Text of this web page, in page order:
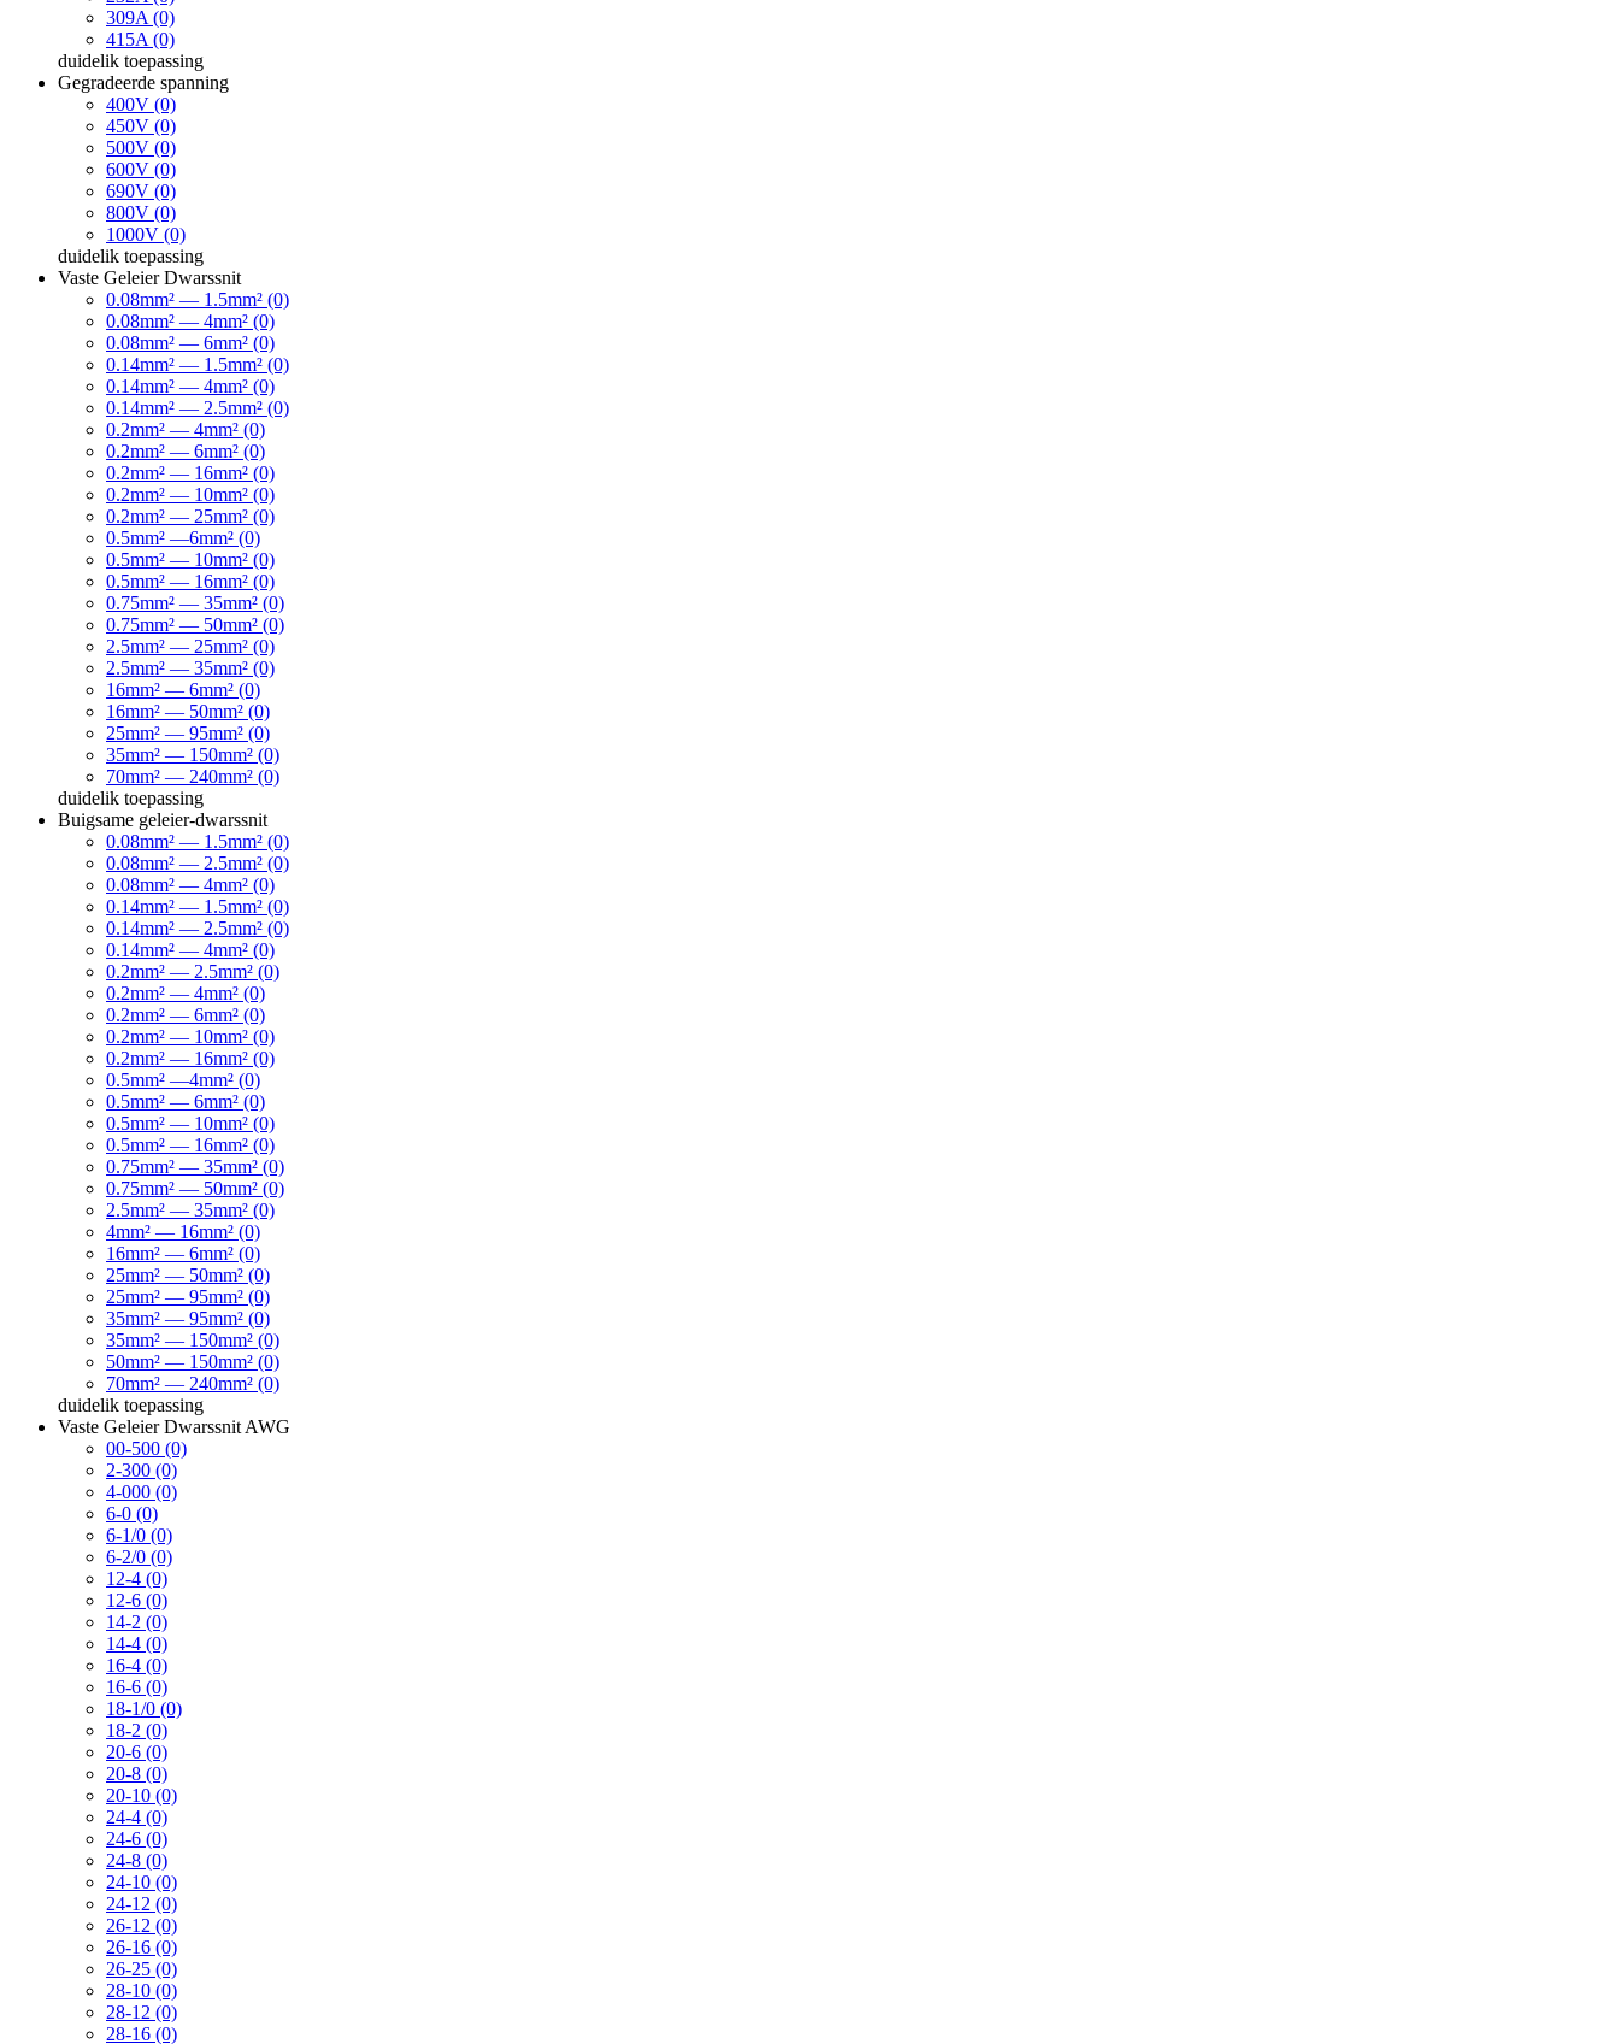
309A (0)
415A (0)
duidelik toepassing
Gegradeerde spanning
400V (0)
450V (0)
500V (0)
600V (0)
690V (0)
800V (0)
1000V (0)
duidelik toepassing
Vaste Geleier Dwarssnit
0.08mm² — 1.5mm² (0)
0.08mm² — 4mm² (0)
0.08mm² — 6mm² (0)
0.14mm² — 1.5mm² (0)
0.14mm² — 4mm² (0)
0.14mm² — 2.5mm² (0)
0.2mm² — 4mm² (0)
0.2mm² — 6mm² (0)
0.2mm² — 16mm² (0)
0.2mm² — 10mm² (0)
0.2mm² — 25mm² (0)
0.5mm² —6mm² (0)
0.5mm² — 10mm² (0)
0.5mm² — 16mm² (0)
0.75mm² — 35mm² (0)
0.75mm² — 50mm² (0)
2.5mm² — 25mm² (0)
2.5mm² — 35mm² (0)
16mm² — 6mm² (0)
16mm² — 50mm² (0)
25mm² — 95mm² (0)
35mm² — 150mm² (0)
70mm² — 240mm² (0)
duidelik toepassing
Buigsame geleier-dwarssnit
0.08mm² — 1.5mm² (0)
0.08mm² — 2.5mm² (0)
0.08mm² — 4mm² (0)
0.14mm² — 1.5mm² (0)
0.14mm² — 2.5mm² (0)
0.14mm² — 4mm² (0)
0.2mm² — 2.5mm² (0)
0.2mm² — 4mm² (0)
0.2mm² — 6mm² (0)
0.2mm² — 10mm² (0)
0.2mm² — 16mm² (0)
0.5mm² —4mm² (0)
0.5mm² — 6mm² (0)
0.5mm² — 10mm² (0)
0.5mm² — 16mm² (0)
0.75mm² — 35mm² (0)
0.75mm² — 50mm² (0)
2.5mm² — 35mm² (0)
4mm² — 16mm² (0)
16mm² — 6mm² (0)
25mm² — 50mm² (0)
25mm² — 95mm² (0)
35mm² — 95mm² (0)
35mm² — 150mm² (0)
50mm² — 150mm² (0)
70mm² — 240mm² (0)
duidelik toepassing
Vaste Geleier Dwarssnit AWG
00-500 (0)
2-300 (0)
4-000 (0)
6-0 (0)
6-1/0 (0)
6-2/0 (0)
12-4 (0)
12-6 (0)
14-2 (0)
14-4 (0)
16-4 (0)
16-6 (0)
18-1/0 (0)
18-2 (0)
20-6 (0)
20-8 (0)
20-10 (0)
24-4 (0)
24-6 (0)
24-8 (0)
24-10 (0)
24-12 (0)
26-12 (0)
26-16 (0)
26-25 (0)
28-10 (0)
28-12 (0)
28-16 (0)